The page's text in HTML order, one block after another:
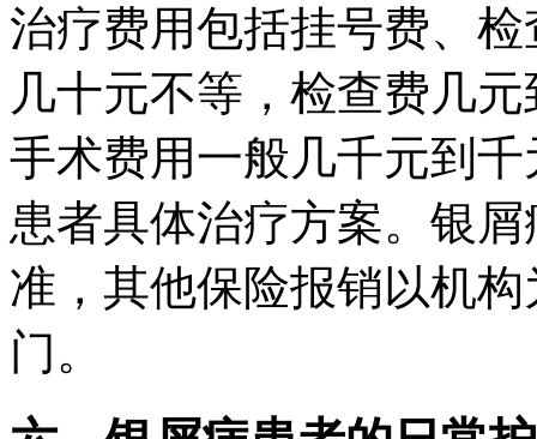
治疗费用包括挂号费、
几十元不等，检查费几
手术费用一般几千元到
患者具体治疗方案。银
准，其他保险报销以机
门。